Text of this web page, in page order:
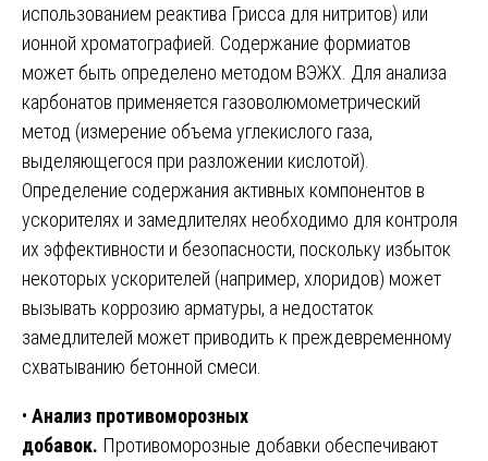
использованием реактива Грисса для нитритов) или
ионной хроматографией. Содержание формиатов
может быть определено методом ВЭЖХ. Для анализа
карбонатов применяется газоволюмометрический
метод (измерение объема углекислого газа,
выделяющегося при разложении кислотой).
Определение содержания активных компонентов в
ускорителях и замедлителях необходимо для контроля
их эффективности и безопасности, поскольку избыток
некоторых ускорителей (например, хлоридов) может
вызывать коррозию арматуры, а недостаток
замедлителей может приводить к преждевременному
схватыванию бетонной смеси.
• Анализ противоморозных
добавок. Противоморозные добавки обеспечивают